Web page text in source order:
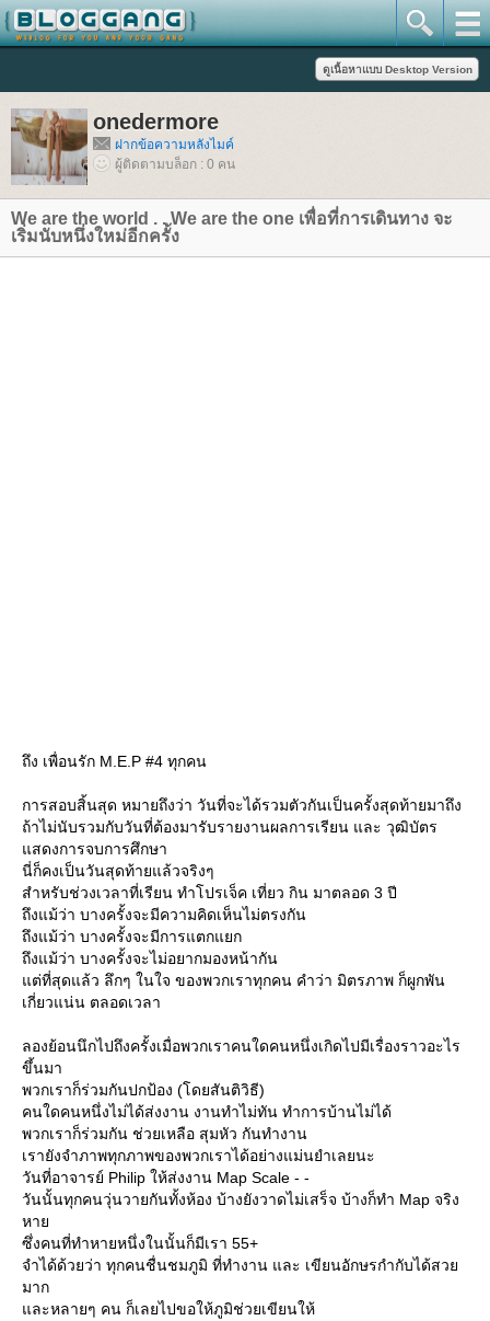
onedermore
ฝากข้อความหลังไมค์
ผู้ติดตามบล็อก : 0 คน
We are the world . . We are the one เพื่อที่การเดินทาง จะ
เริ่มนับหนึ่งใหม่อีกครั้ง
ถึง เพื่อนรัก M.E.P #4 ทุกคน
การสอบสิ้นสุด หมายถึงว่า วันที่จะได้รวมตัวกันเป็นครั้งสุดท้ายมาถึง
ถ้าไม่นับรวมกับวันที่ต้องมารับรายงานผลการเรียน และ วุฒิบัตร
สดงการจบการศึกษา
นี่ก็คงเป็นวันสุดท้ายแล้วจริงๆ
สำหรับช่วงเวลาที่เรียน ทำโปรเจ็ค เที่ยว กิน มาตลอด 3 ปี
ถึงแม้ว่า บางครั้งจะมีความคิดเห็นไม่ตรงกัน
ถึงแม้ว่า บางครั้งจะมีการแตกแยก
ถึงแม้ว่า บางครั้งจะไม่อยากมองหน้ากัน
ต่ที่สุดแล้ว ลึกๆ ในใจ ของพวกเราทุกคน คำว่า มิตรภาพ ก็ผูกพัน
เกี่ยวแน่น ตลอดเวลา
ลองย้อนนึกไปถึงครั้งเมื่อพวกเราคนใดคนหนึ่งเกิดไปมีเรื่องราวอะไร
ขึ้นมา
พวกเราก็ร่วมกันปกป้อง (โดยสันติวิธี)
คนใดคนหนึ่งไม่ได้ส่งงาน งานทำไม่ทัน ทำการบ้านไม่ได้
พวกเราก็ร่วมกัน ช่วยเหลือ สุมหัว กันทำงาน
เรายังจำภาพทุกภาพของพวกเราได้อย่างแม่นยำเลยนะ
วันที่อาจารย์ Philip ให้ส่งงาน Map Scale - -
วันนั้นทุกคนวุ่นวายกันทั้งห้อง บ้างยังวาดไม่เสร็จ บ้างก็ทำ Map จริง
หา
ซึ่งคนที่ทำหายหนึ่งในนั้นก็มีเรา 55+
จำได้ด้วยว่า ทุกคนชื่นชมภูมิ ที่ทำงาน และ เขียนอักษรกำกับได้สว
มาก
ละหลายๆ คน ก็เลยไปขอให้ภูมิช่วยเขียนให้